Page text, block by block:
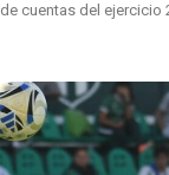
de cuentas del ejercicio